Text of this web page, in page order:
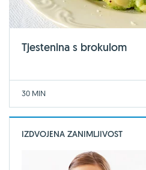
Tjestenina s brokulom
30 MIN
IZDVOJENA ZANIMLJIVOST